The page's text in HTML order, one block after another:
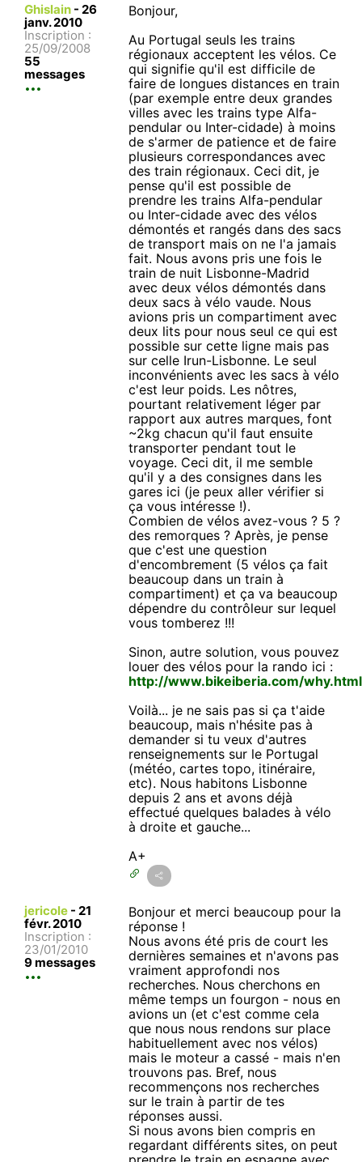
Ghislain - 26
janv. 2010
Inscription :
25/09/2008
55
messages
Bonjour,
Au Portugal seuls les trains
régionaux acceptent les vélos. Ce
qui signifie qu'il est difficile de
faire de longues distances en train
(par exemple entre deux grandes
villes avec les trains type Alfa-
pendular ou Inter-cidade) à moins
de s'armer de patience et de faire
plusieurs correspondances avec
des train régionaux. Ceci dit, je
pense qu'il est possible de
prendre les trains Alfa-pendular
ou Inter-cidade avec des vélos
démontés et rangés dans des sacs
de transport mais on ne l'a jamais
fait. Nous avons pris une fois le
train de nuit Lisbonne-Madrid
avec deux vélos démontés dans
deux sacs à vélo vaude. Nous
avions pris un compartiment avec
deux lits pour nous seul ce qui est
possible sur cette ligne mais pas
sur celle Irun-Lisbonne. Le seul
inconvénients avec les sacs à vélo
c'est leur poids. Les nôtres,
pourtant relativement léger par
rapport aux autres marques, font
~2kg chacun qu'il faut ensuite
transporter pendant tout le
voyage. Ceci dit, il me semble
qu'il y a des consignes dans les
gares ici (je peux aller vérifier si
ça vous intéresse !).
Combien de vélos avez-vous ? 5 ?
des remorques ? Après, je pense
que c'est une question
d'encombrement (5 vélos ça fait
beaucoup dans un train à
compartiment) et ça va beaucoup
dépendre du contrôleur sur lequel
vous tomberez !!!
Sinon, autre solution, vous pouvez
louer des vélos pour la rando ici :
http://www.bikeiberia.com/why.html
Voilà... je ne sais pas si ça t'aide
beaucoup, mais n'hésite pas à
demander si tu veux d'autres
renseignements sur le Portugal
(météo, cartes topo, itinéraire,
etc). Nous habitons Lisbonne
depuis 2 ans et avons déjà
effectué quelques balades à vélo
à droite et gauche...
A+
jericole - 21
févr. 2010
Inscription :
23/01/2010
9 messages
Bonjour et merci beaucoup pour la
réponse !
Nous avons été pris de court les
dernières semaines et n'avons pas
vraiment approfondi nos
recherches. Nous cherchons en
même temps un fourgon - nous en
avions un (et c'est comme cela
que nous nous rendons sur place
habituellement avec nos vélos)
mais le moteur a cassé - mais n'en
trouvons pas. Bref, nous
recommençons nos recherches
sur le train à partir de tes
réponses aussi.
Si nous avons bien compris en
regardant différents sites, on peut